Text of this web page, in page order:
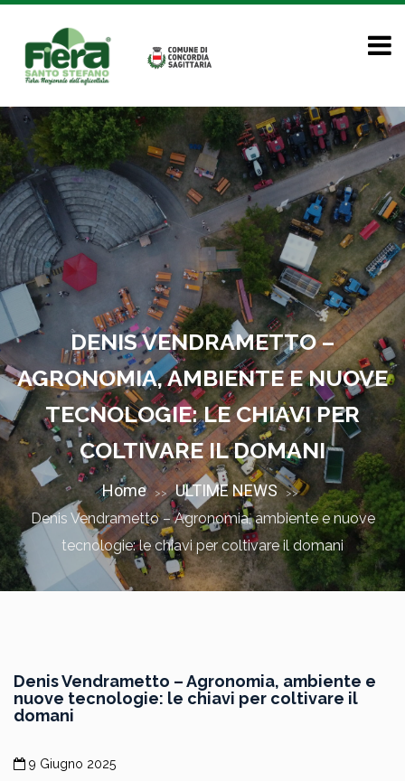
DENIS VENDRAMETTO –
AGRONOMIA, AMBIENTE E NUOVE
TECNOLOGIE: LE CHIAVI PER
COLTIVARE IL DOMANI
Home >> ULTIME NEWS >>
Denis Vendrametto – Agronomia, ambiente e nuove
tecnologie: le chiavi per coltivare il domani
Denis Vendrametto – Agronomia, ambiente e
nuove tecnologie: le chiavi per coltivare il
domani
9 Giugno 2025